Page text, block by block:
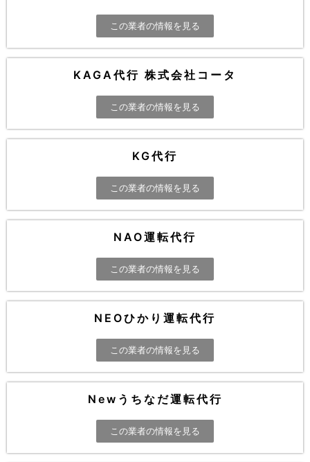
この業者の情報を見る
KAGA代行 株式会社コータ
この業者の情報を見る
KG代行
この業者の情報を見る
NAO運転代行
この業者の情報を見る
NEOひかり運転代行
この業者の情報を見る
Newうちなだ運転代行
この業者の情報を見る